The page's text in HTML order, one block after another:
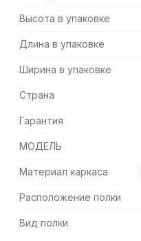
Высота в упаковке
Длина в упаковке
Ширина в упаковке
Страна
Гарантия
МОДЕЛЬ
Материал каркаса
Расположение полки
Вид полки